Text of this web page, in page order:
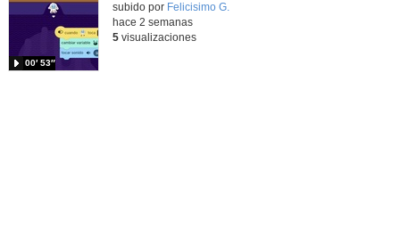
Contenido educativo.
subido por Felicisimo G.
00′ 53″
hace 2 semanas
5visualizaciones